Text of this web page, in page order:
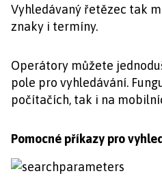
Vyhledávaný řetězec tak
znaky i termíny.
Operátory můžete
pole pro vyhledávání.
počítačích, tak i na
Pomocné příkazy pro